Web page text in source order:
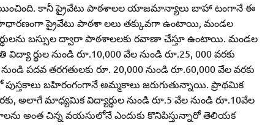
కానీ ప్రైవేటు పాఠశాలల యాజమాన్యాలు బాహా టంగానే ఈ
ప్రైవేటు పాఠశా లలు తక్కువగా ఉంటాయి, మండల
బస్సుల ద్వారా పాఠశాలలకు రవాణా చేస్తూ ఉంటాయి. మండల
ర్థుల నుండి రూ.10,000 వేల నుండి రూ.25, 000 వరకు
పదవ తరగతులకు రూ. 20,000 నుండి రూ.60,000 వేల వరకు
బహిరంగంగానే అమ్మకాలు జరుగుతున్నాయి. ప్రాథమిక
అలాగే మాధ్యమిక విద్యార్థుల నుండి రూ.5 వేల నుండి రూ.10వేల
అంత చిన్న వయసులోనే ఎందుకు కొనిపిస్తున్నారో తెలియక